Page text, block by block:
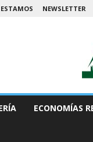
NEWSLETTER
ECONOMÍAS